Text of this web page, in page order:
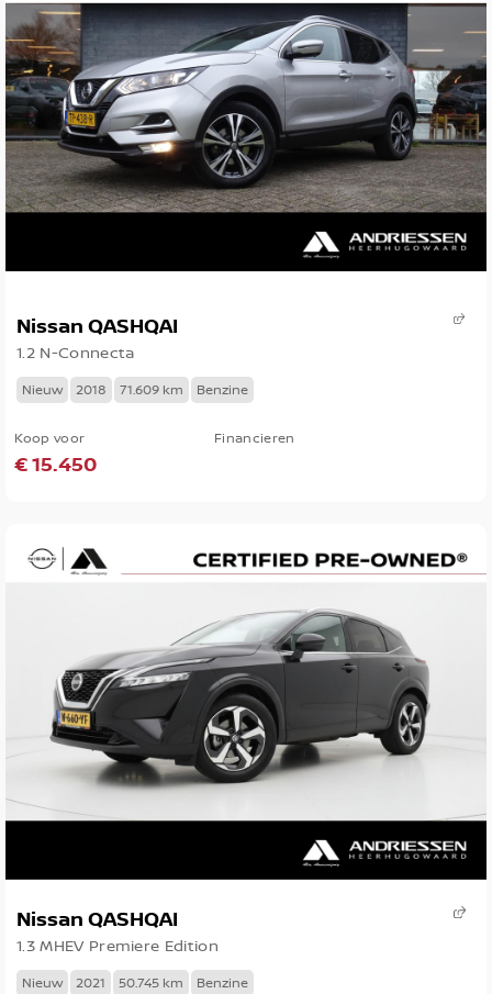
Nissan QASHQAI
1.2 N-Connecta
Nieuw 2018 71.609 km Benzine
Koop voor
€ 15.450
Financieren
Nissan QASHQAI
1.3 MHEV Premiere Edition
Nieuw 2021 50.745 km Benzine